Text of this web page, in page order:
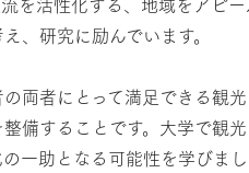
、研究に励んでいます。
両者にとって満足できる観
備することです。大学で観
一助となる可能性を学びま